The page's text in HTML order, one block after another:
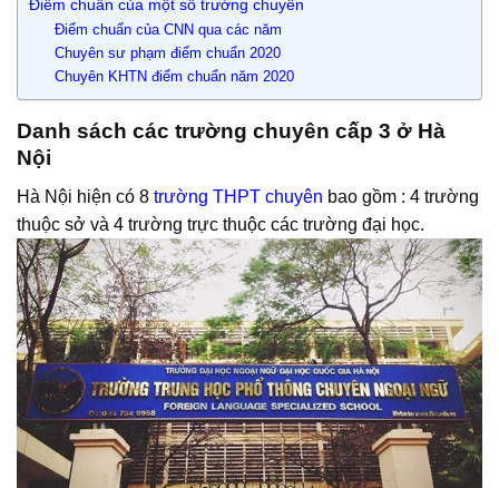
Điểm chuẩn của một số trường chuyên
Điểm chuẩn của CNN qua các năm
Chuyên sư phạm điểm chuẩn 2020
Chuyên KHTN điểm chuẩn năm 2020
Danh sách các trường chuyên cấp 3 ở Hà
Nội
Hà Nội hiện có 8 trường THPT chuyên bao gồm : 4 trường
thuộc sở và 4 trường trực thuộc các trường đại học.